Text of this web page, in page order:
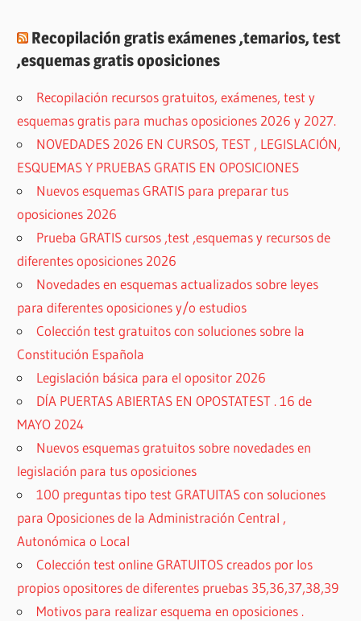
Recopilación gratis exámenes ,temarios, test
,esquemas gratis oposiciones
Recopilación recursos gratuitos, exámenes, test y
esquemas gratis para muchas oposiciones 2026 y 2027.
NOVEDADES 2026 EN CURSOS, TEST , LEGISLACIÓN,
ESQUEMAS Y PRUEBAS GRATIS EN OPOSICIONES
Nuevos esquemas GRATIS para preparar tus
oposiciones 2026
Prueba GRATIS cursos ,test ,esquemas y recursos de
diferentes oposiciones 2026
Novedades en esquemas actualizados sobre leyes
para diferentes oposiciones y/o estudios
Colección test gratuitos con soluciones sobre la
Constitución Española
Legislación básica para el opositor 2026
DÍA PUERTAS ABIERTAS EN OPOSTATEST . 16 de
MAYO 2024
Nuevos esquemas gratuitos sobre novedades en
legislación para tus oposiciones
100 preguntas tipo test GRATUITAS con soluciones
para Oposiciones de la Administración Central ,
Autonómica o Local
Colección test online GRATUITOS creados por los
propios opositores de diferentes pruebas 35,36,37,38,39
Motivos para realizar esquema en oposiciones .